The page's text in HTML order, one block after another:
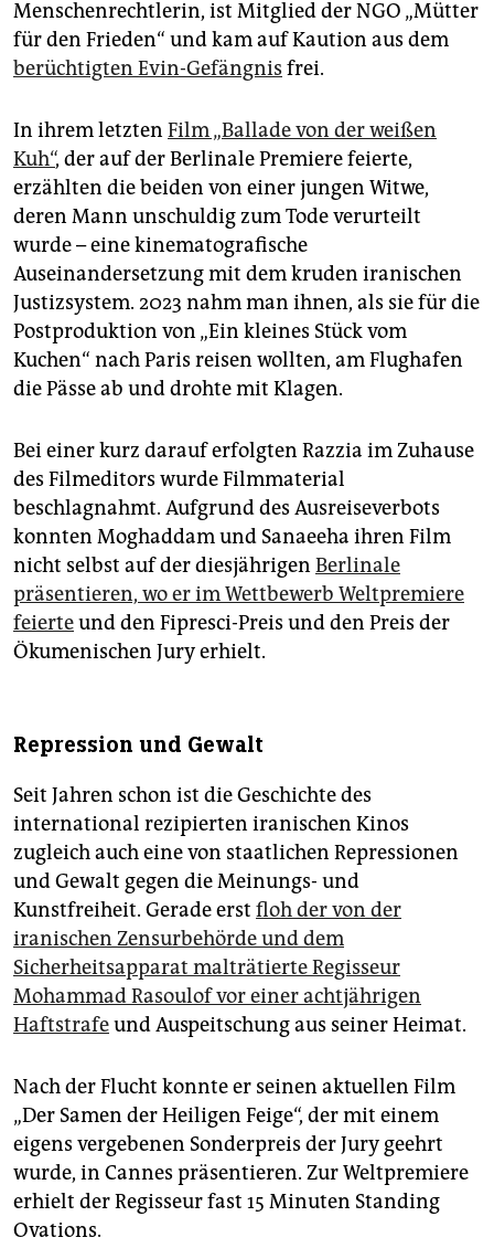
Menschenrechtlerin, ist Mitglied der NGO „Mütter
für den Frieden“ und kam auf Kaution aus dem
berüchtigten Evin-Gefängnis frei.
In ihrem letzten Film „Ballade von der weißen
Kuh“, der auf der Berlinale Premiere feierte,
erzählten die beiden von einer jungen Witwe,
deren Mann unschuldig zum Tode verurteilt
wurde – eine kinematografische
Auseinandersetzung mit dem kruden iranischen
Justizsystem. 2023 nahm man ihnen, als sie für die
Postproduktion von „Ein kleines Stück vom
Kuchen“ nach Paris reisen wollten, am Flughafen
die Pässe ab und drohte mit Klagen.
Bei einer kurz darauf erfolgten Razzia im Zuhause
des Filmeditors wurde Filmmaterial
beschlagnahmt. Aufgrund des Ausreiseverbots
konnten Moghaddam und Sanaeeha ihren Film
nicht selbst auf der diesjährigen Berlinale
präsentieren, wo er im Wettbewerb Weltpremiere
feierteund den Fipresci-Preis und den Preis der
Ökumenischen Jury erhielt.
Repression und Gewalt
Seit Jahren schon ist die Geschichte des
international rezipierten iranischen Kinos
zugleich auch eine von staatlichen Repressionen
und Gewalt gegen die Meinungs- und
Kunstfreiheit. Gerade erst floh der von der
iranischen Zensurbehörde und dem
Sicherheitsapparat malträtierte Regisseur
Mohammad Rasoulof vor einer achtjährigen
Haftstrafeund Auspeitschung aus seiner Heimat.
Nach der Flucht konnte er seinen aktuellen Film
„Der Samen der Heiligen Feige“, der mit einem
eigens vergebenen Sonderpreis der Jury geehrt
wurde, in Cannes präsentieren. Zur Weltpremiere
erhielt der Regisseur fast 15 Minuten Standing
Ovations.